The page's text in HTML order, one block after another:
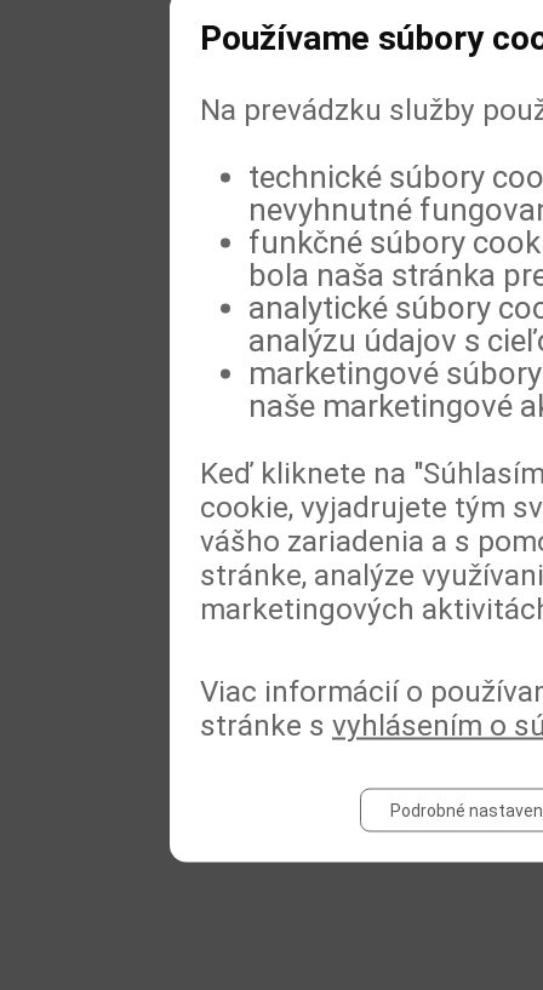
Používame súbory
Na prevádzku služby
technické súbory
nevyhnutné
funkčné súbory
bola naša stránka
analytické súbory
analýzu údajov s
marketingové
naše marketingové
Keď kliknete na
cookie, vyjadrujete tým
vášho zariadenia a s
stránke, analýze
marketingových
Viac informácií o
stránke s vyhlásením o
Podrobné